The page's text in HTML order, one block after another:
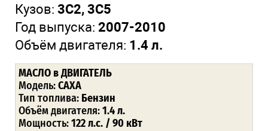
Кузов: 3C2, 3C5
Год выпуска: 2007-2010
Объём двигателя: 1.4 л.
МАСЛО в ДВИГАТЕЛЬ
Модель:CAXA
Тип топлива: Бензин
Объём двигателя:1.4 л.
Мощность:122 л.с. / 90 кВт